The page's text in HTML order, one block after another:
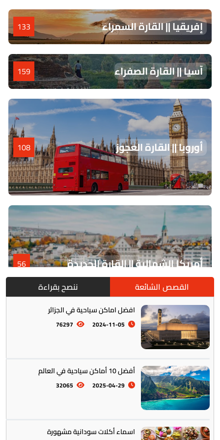
إفريقيا || القارة السمراء 133
آسيا || القارة الصفراء 159
أوروبا || القارة العجوز 108
أمريكا الشمالية || القارة الجديدة 56
أمريكا الجنوبية || القارة اللاتينية
القصص الشائعة ننصح بقراءة
افضل اماكن سياحية في الجزائر
2024-11-05
76297
أفضل 10 أماكن سياحية في العالم
2025-04-29
32065
اسماء أكلات سودانية مشهورة